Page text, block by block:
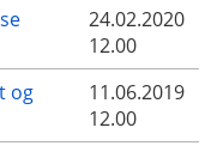
24.02.2020
12.00
og
11.06.2019
12.00